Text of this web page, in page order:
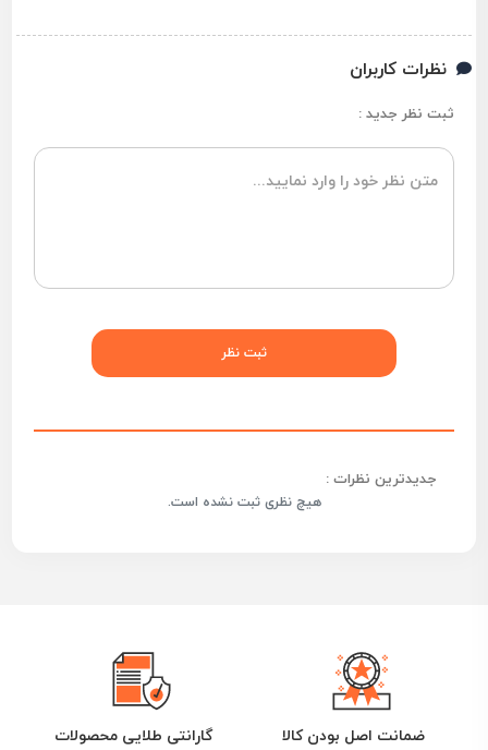
نظرات کاربران
ثبت نظر جدید :
جدیدترین نظرات :
هیچ نظری ثبت نشده است.
ضمانت اصل بودن کالا گارانتی طلایی محصولات